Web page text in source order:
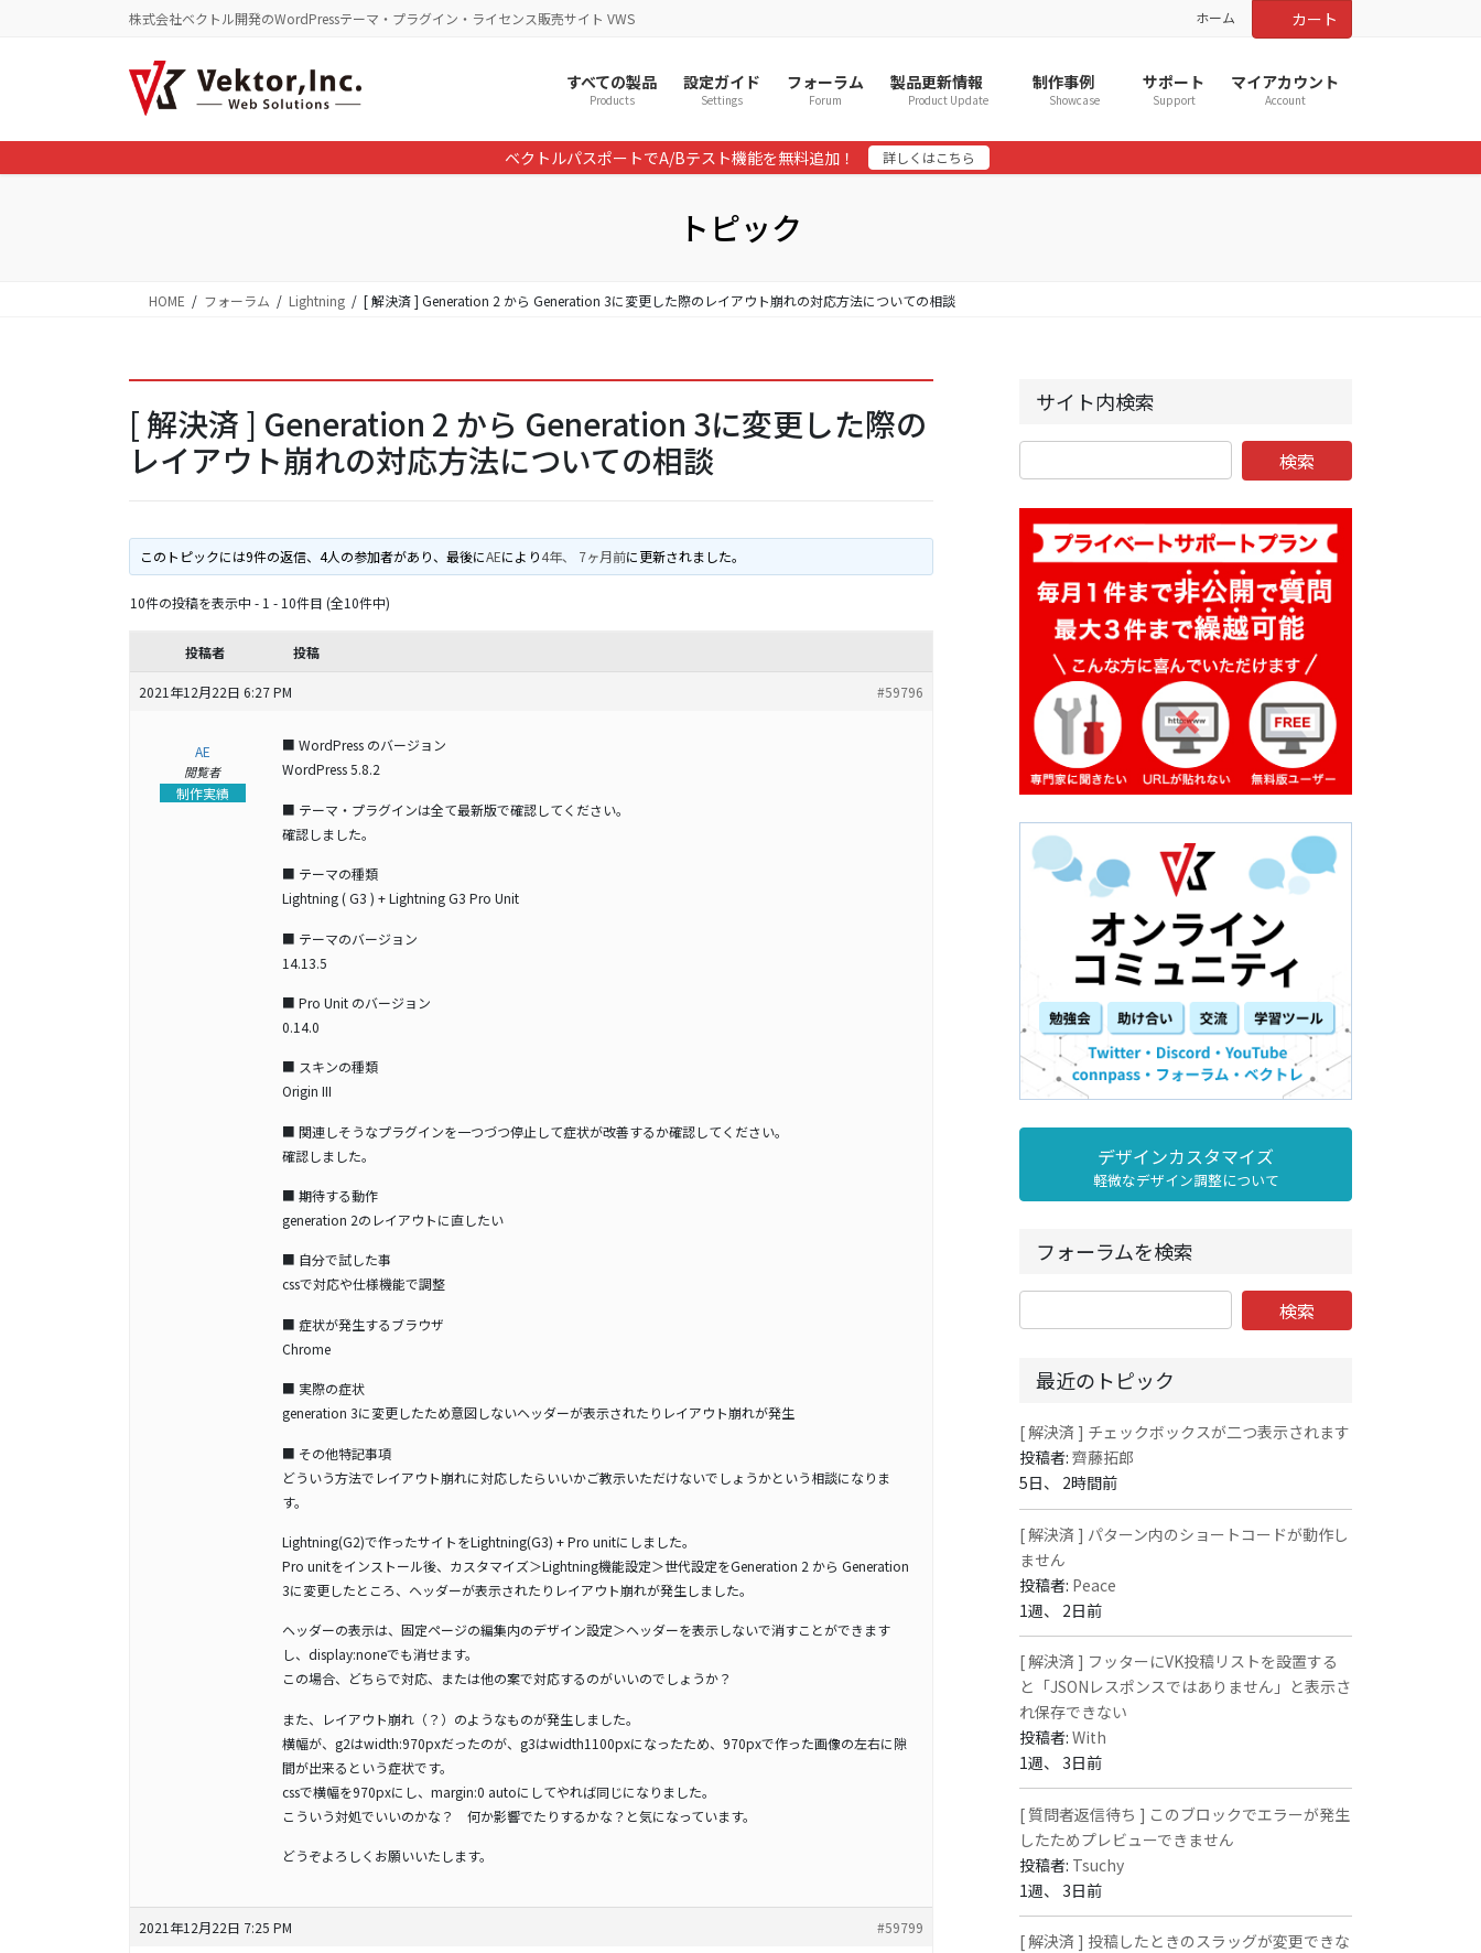
に
移
ョ
ン
株式会社ベクトル開発のWordPressテーマ・プラグイン・ライセンス販売サイト VWS ホーム カート
すべての製品
Products
設定ガイド
Settings
フォーラム
Forum
製品更新情報
Product Update
制作事例
Showcase
サポート
Support
マイアカウント
Account
ベクトルパスポートでA/Bテスト機能を無料追加！ 詳しくはこちら
トピック
HOME フォーラム Lightning [ 解決済 ] Generation 2 から Generation 3に変更した際のレイアウト崩れの対応方法についての相談
[ 解決済 ] Generation 2 から Generation 3に変更した際の
レイアウト崩れの対応方法についての相談
このトピックには9件の返信、4人の参加者があり、最後にAEにより4年、 7ヶ月前に更新されました。
10件の投稿を表示中 - 1 - 10件目 (全10件中)
投稿者 投稿
2021年12月22日 6:27 PM #59796
AE
閲覧者
制作実績
■ WordPress のバージョン
WordPress 5.8.2
■ テーマ・プラグインは全て最新版で確認してください。
確認しました。
■ テーマの種類
Lightning ( G3 ) + Lightning G3 Pro Unit
■ テーマのバージョン
14.13.5
■ Pro Unit のバージョン
0.14.0
■ スキンの種類
Origin III
■ 関連しそうなプラグインを一つづつ停止して症状が改善するか確認してください。
確認しました。
■ 期待する動作
generation 2のレイアウトに直したい
■ 自分で試した事
cssで対応や仕様機能で調整
■ 症状が発生するブラウザ
Chrome
■ 実際の症状
generation 3に変更したため意図しないヘッダーが表示されたりレイアウト崩れが発生
■ その他特記事項
どういう方法でレイアウト崩れに対応したらいいかご教示いただけないでしょうかという相談になりま
す。
Lightning(G2)で作ったサイトをLightning(G3) + Pro unitにしました。
Pro unitをインストール後、カスタマイズ＞Lightning機能設定＞世代設定をGeneration 2 から Generation
3に変更したところ、ヘッダーが表示されたりレイアウト崩れが発生しました。
ヘッダーの表示は、固定ページの編集内のデザイン設定＞ヘッダーを表示しないで消すことができます
し、display:noneでも消せます。
この場合、どちらで対応、または他の案で対応するのがいいのでしょうか？
また、レイアウト崩れ（？）のようなものが発生しました。
横幅が、g2はwidth:970pxだったのが、g3はwidth1100pxになったため、970pxで作った画像の左右に隙
間が出来るという症状です。
cssで横幅を970pxにし、margin:0 autoにしてやれば同じになりました。
こういう対処でいいのかな？ 何か影響でたりするかな？と気になっています。
どうぞよろしくお願いいたします。
2021年12月22日 7:25 PM #59799
サイト内検索
デザインカスタマイズ
軽微なデザイン調整について
フォーラムを検索
最近のトピック
[ 解決済 ] チェックボックスが二つ表示されます
投稿者:齊藤拓郎
5日、 2時間前
[ 解決済 ] パターン内のショートコードが動作し
ません
投稿者: Peace
1週、 2日前
[ 解決済 ] フッターにVK投稿リストを設置する
と「JSONレスポンスではありません」と表示さ
れ保存できない
投稿者:With
1週、 3日前
[ 質問者返信待ち ] このブロックでエラーが発生
したためプレビューできません
投稿者: Tsuchy
1週、 3日前
[ 解決済 ] 投稿したときのスラッグが変更できな